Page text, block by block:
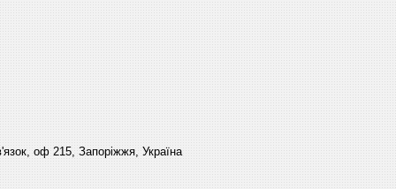
оф 215, Запоріжжя, Україна